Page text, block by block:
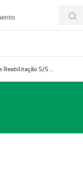
Prestador CERPAM – Centro de Reabilitação S/S Ltda-ME (52004274-8)